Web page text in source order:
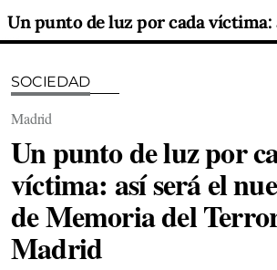
SOCIEDAD
Madrid
Un punto de luz por
víctima: así será el
de Memoria del
Madrid